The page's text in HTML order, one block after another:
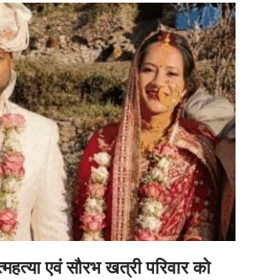
एवं सौरभ खत्री परिवार को